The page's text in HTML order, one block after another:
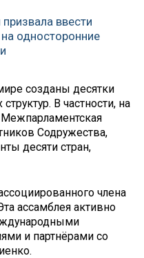
ввести
на односторонние
созданы десятки
В частности, на
Межпарламентская
Содружества,
десяти стран,
члена
ассамблея активно
и партнёрами со